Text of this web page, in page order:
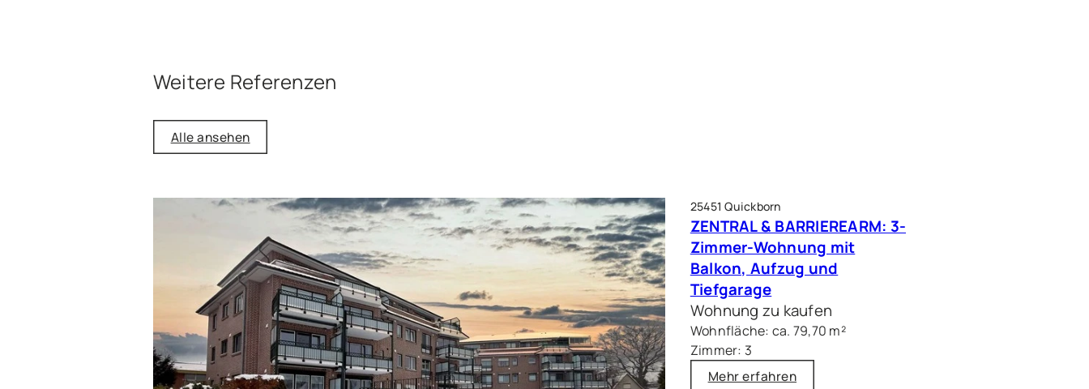
Weitere Referenzen
Alle ansehen
25451 Quickborn
ZENTRAL & BARRIEREARM: 3-
Zimmer-Wohnung mit
Balkon, Aufzug und
Tiefgarage
Wohnung zu kaufen
Wohnfläche: ca. 79,70 m²
Zimmer: 3
Mehr erfahren